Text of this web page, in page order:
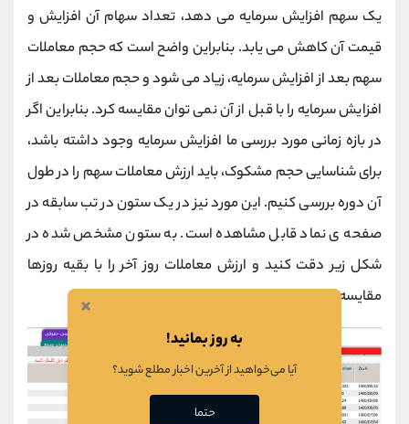
یک سهم افزایش سرمایه می دهد، تعداد سهام آن افزایش و
قیمت آن کاهش می یابد. بنابراین واضح است که حجم معاملات
سهم بعد از افزایش سرمایه، زیاد می شود و حجم معاملات بعد از
افزایش سرمایه را با قبل از آن نمی توان مقایسه کرد. بنابراین اگر
در بازه زمانی مورد بررسی ما افزایش سرمایه وجود داشته باشد،
برای شناسایی حجم مشکوک، باید ارزش معاملات سهم را در طول
آن دوره بررسی کنیم. این مورد نیز در یک ستون در تب سابقه در
صفحه ی نماد قابل مشاهده است. به ستون مشخص شده در
شکل زیر دقت کنید و ارزش معاملات روز آخر را با بقیه روزها
مقایسه کنید.
×
به روز بمانید!
آیا می‌خواهید از آخرین اخبار مطلع شوید؟
حتما